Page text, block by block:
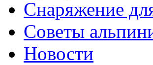
Снаряжение
Советы
Новости